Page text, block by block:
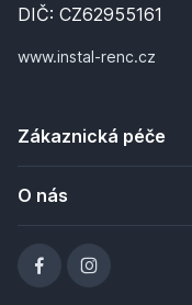
DIČ: CZ62955161
www.instal-renc.cz
Zákaznická péče
O nás